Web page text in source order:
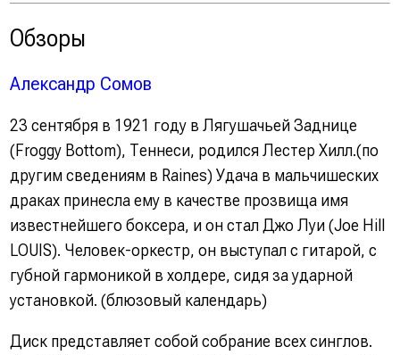
Обзоры
Александр Сомов
23 сентября в 1921 году в Лягушачьей Заднице
(Froggy Bottom), Теннеси, родился Лестер Хилл.(по
другим сведениям в Raines) Удача в мальчишеских
драках принесла ему в качестве прозвища имя
известнейшего боксера, и он стал Джо Луи (Joe Hill
LOUIS). Человек-оркестр, он выступал с гитарой, с
губной гармоникой в холдере, сидя за ударной
установкой. (блюзовый календарь)
Диск представляет собой собрание всех синглов.